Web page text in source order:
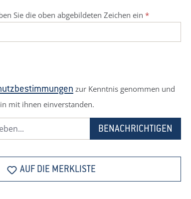
Sie die oben abgebildeten Zeichen ein *
zur Kenntnis genommen und
mit ihnen einverstanden.
BENACHRICHTIGEN
AUF DIE MERKLISTE